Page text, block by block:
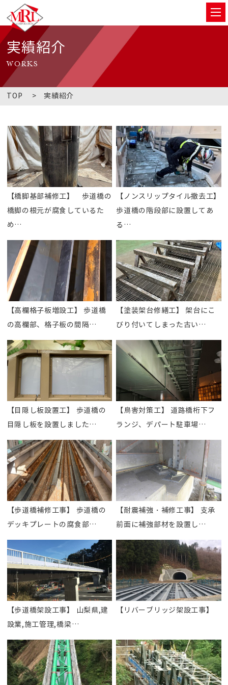
実績紹介
WORKS
TOP 実績紹介
【橋脚基部補修工】 歩道橋の
橋脚の根元が腐食しているた
め…
【ノンスリップタイル撤去工】
歩道橋の階段部に設置してあ
る…
【高欄格子板増設工】 歩道橋
の高欄部、格子板の間隔…
【塗装架台修繕工】 架台にこ
びり付いてしまった古い…
【目隠し板設置工】 歩道橋の
目隠し板を設置しました…
【鳥害対策工】 道路橋桁下フ
ランジ、デパート駐車場…
【歩道橋補修工事】 歩道橋の
デッキプレートの腐食部…
【耐震補強・補修工事】 支承
前面に補強部材を設置し…
【歩道橋架設工事】 山梨県,建
設業,施工管理,橋梁…
【リバーブリッジ架設工事】